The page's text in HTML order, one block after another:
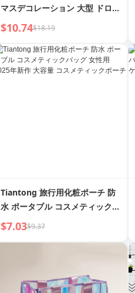
マスデコレーション 大型 ドロー
ストリング サンタクロース リュ
ック 子供用 キャンディーバッグ
ラッキーバッグ 送料無料
$10.74$18.19
Tiantong 旅行用化粧ポーチ 防
水 ポータブル コスメティックバ
ッグ 女性用 2025年新作 大容量
コスメティックポーチ
$7.03$9.37